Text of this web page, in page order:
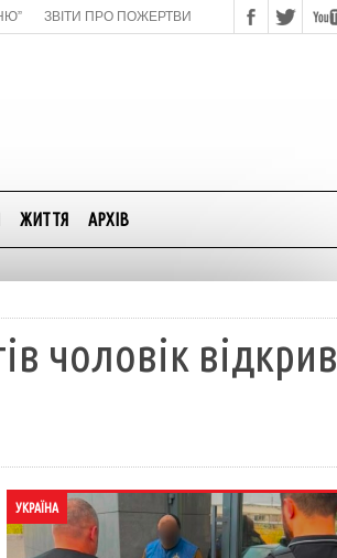
ЗВІТИ ПРО ПОЖЕРТВИ
ЖИТТЯ АРХІВ
чоловік відкрив
УКРАЇНА